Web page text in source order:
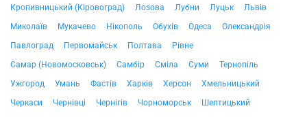
Кропивницький (Кіровоград)
Лозова Лубни Луцьк
Львів
Миколаїв
Мукачево Нікополь Обухів Одеса
Олександрія
Павлоград
Первомайськ Полтава
Рівне
Самар (Новомосковськ)
Самбір Сміла Суми
Тернопіль
Ужгород
Умань Фастів Харків Херсон
Хмельницький
Черкаси
Чернівці Чернігів Чорноморськ Шептицький